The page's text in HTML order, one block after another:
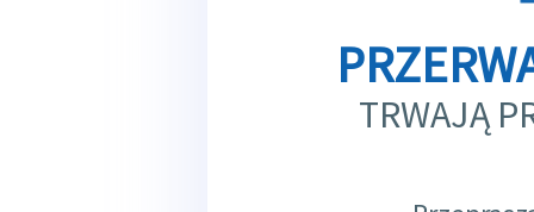
TRWAJĄ